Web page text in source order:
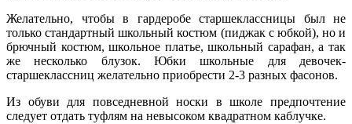
Желательно, чтобы в гардеробе старшеклассницы был не
только стандартный школьный костюм (пиджак с юбкой), но и
брючный костюм, школьное платье, школьный сарафан, а так
же несколько блузок. Юбки школьные для девочек-
старшеклассниц желательно приобрести 2-3 разных фасонов.
Из обуви для повседневной носки в школе предпочтение
следует отдать туфлям на невысоком квадратном каблучке.